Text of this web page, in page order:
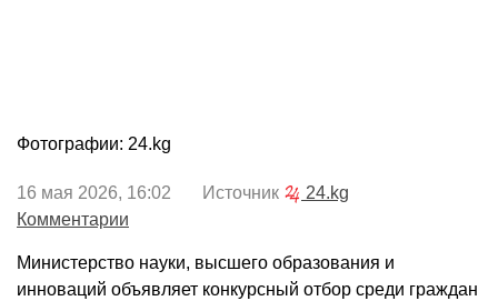
Фотографии: 24.kg
16 мая 2026, 16:02 Источник
24.kg
Комментарии
Министерство науки, высшего образования и
инноваций объявляет конкурсный отбор среди граждан